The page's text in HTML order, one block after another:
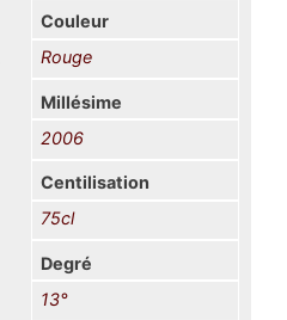
Couleur
Rouge
Millésime
2006
Centilisation
75cl
Degré
13°